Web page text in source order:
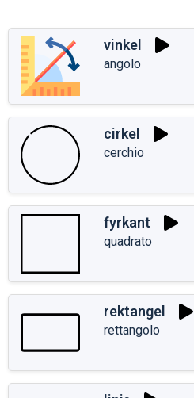
vinkel
angolo
cirkel
cerchio
fyrkant
quadrato
rektangel
rettangolo